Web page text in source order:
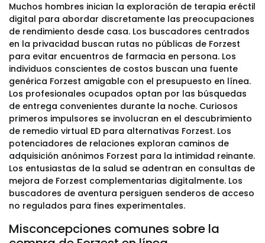
Muchos hombres inician la exploración de terapia eréctil
digital para abordar discretamente las preocupaciones
de rendimiento desde casa. Los buscadores centrados
en la privacidad buscan rutas no públicas de Forzest
para evitar encuentros de farmacia en persona. Los
individuos conscientes de costos buscan una fuente
genérica Forzest amigable con el presupuesto en línea.
Los profesionales ocupados optan por las búsquedas
de entrega convenientes durante la noche. Curiosos
primeros impulsores se involucran en el descubrimiento
de remedio virtual ED para alternativas Forzest. Los
potenciadores de relaciones exploran caminos de
adquisición anónimos Forzest para la intimidad reinante.
Los entusiastas de la salud se adentran en consultas de
mejora de Forzest complementarias digitalmente. Los
buscadores de aventura persiguen senderos de acceso
no regulados para fines experimentales.
Misconcepciones comunes sobre la